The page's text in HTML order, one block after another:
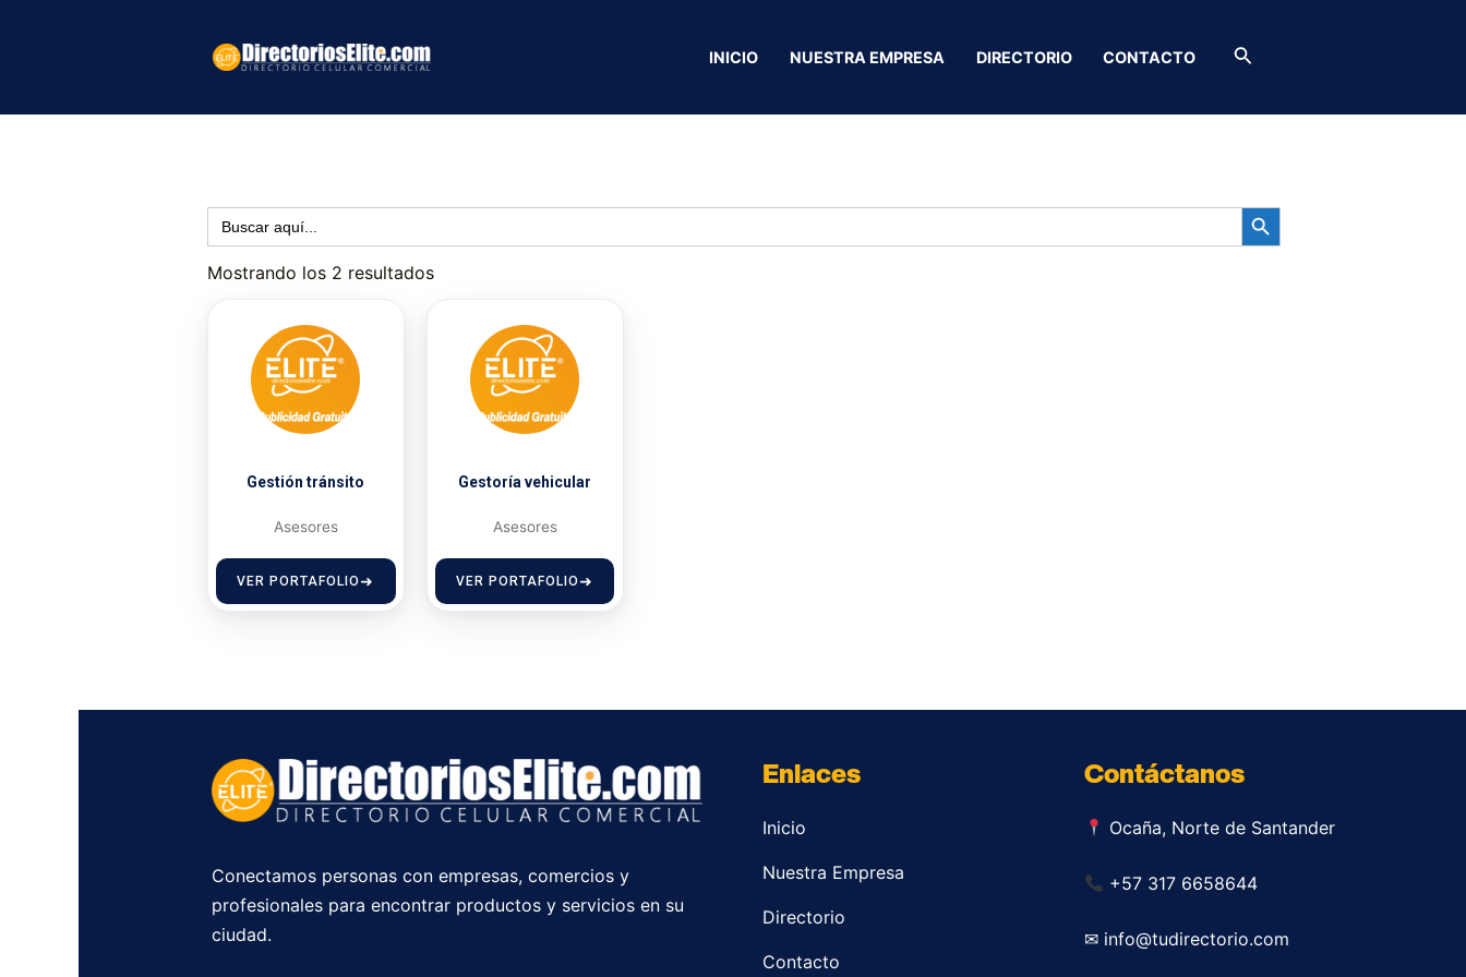
INICIO NUESTRA EMPRESA DIRECTORIO CONTACTO Buscar
Buscar: BOTÓN DE BÚSQUEDA
Mostrando los 2 resultados
Gestión tránsito
Asesores
VER PORTAFOLIO
Gestoría vehicular
Asesores
VER PORTAFOLIO
Conectamos personas con empresas, comercios y
profesionales para encontrar productos y servicios en su
ciudad.
Enlaces
Inicio
Nuestra Empresa
Directorio
Contacto
Contáctanos
Ocaña, Norte de Santander
+57 317 6658644
✉ info@tudirectorio.com